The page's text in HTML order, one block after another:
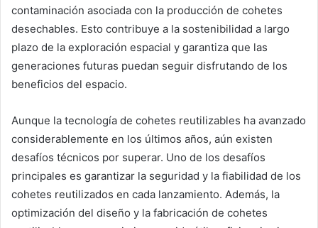
contaminación asociada con la producción de cohetes
desechables. Esto contribuye a la sostenibilidad a largo
plazo de la exploración espacial y garantiza que las
generaciones futuras puedan seguir disfrutando de los
beneficios del espacio.
Aunque la tecnología de cohetes reutilizables ha avanzado
considerablemente en los últimos años, aún existen
desafíos técnicos por superar. Uno de los desafíos
principales es garantizar la seguridad y la fiabilidad de los
cohetes reutilizados en cada lanzamiento. Además, la
optimización del diseño y la fabricación de cohetes